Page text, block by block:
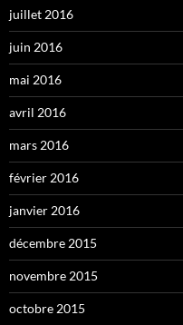
juillet 2016
juin 2016
mai 2016
avril 2016
mars 2016
février 2016
janvier 2016
décembre 2015
novembre 2015
octobre 2015